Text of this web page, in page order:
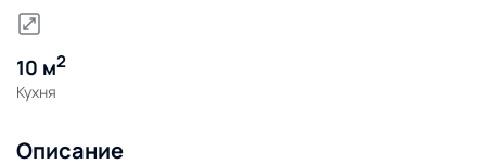
10 м2
Кухня
Описание